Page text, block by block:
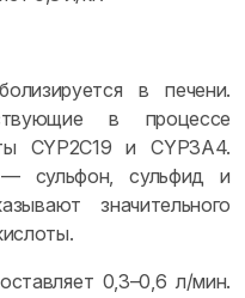
в печени.
в процессе
CYP2C19 и CYP3A4.
сульфон, сульфид и
значительного
0,3–0,6 л/мин.